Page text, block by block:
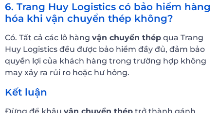
6. Trang Huy Logistics có bảo hiểm hàng
hóa khi vận chuyển thép không?
Có. Tất cả các lô hàng vận chuyển thép qua Trang
Huy Logistics đều được bảo hiểm đầy đủ, đảm bảo
quyền lợi của khách hàng trong trường hợp không
may xảy ra rủi ro hoặc hư hỏng.
Kết luận